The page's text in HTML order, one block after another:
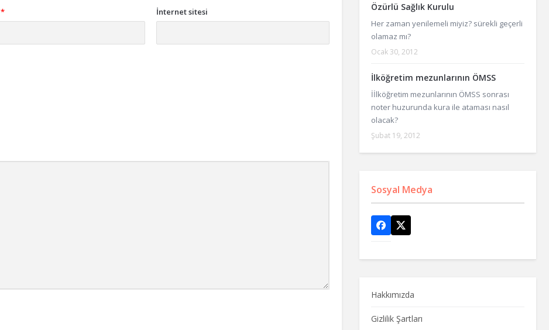
* İnternet sitesi Özürlü Sağlık Kurulu
Her zaman yenilemeli miyiz? sürekli geçerli
olamaz mı?
Ocak 30, 2012
İlköğretim mezunlarının ÖMSS
İİlköğretim mezunlarının ÖMSS sonrası
noter huzurunda kura ile ataması nasıl
olacak?
Şubat 19, 2012
Sosyal Medya
Hakkımızda
Gizlilik Şartları